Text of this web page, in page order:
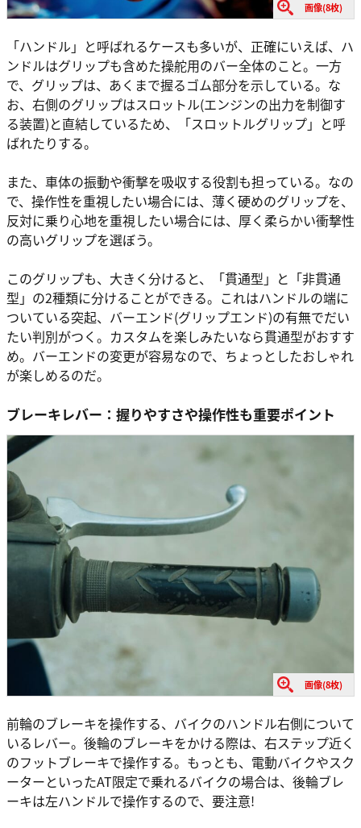
画像(8枚)
「ハンドル」と呼ばれるケースも多いが、正確にいえば、ハ
ンドルはグリップも含めた操舵用のバー全体のこと。一方
で、グリップは、あくまで握るゴム部分を示している。な
お、右側のグリップはスロットル(エンジンの出力を制御す
る装置)と直結しているため、「スロットルグリップ」と呼
ばれたりする。
また、車体の振動や衝撃を吸収する役割も担っている。なの
で、操作性を重視したい場合には、薄く硬めのグリップを、
反対に乗り心地を重視したい場合には、厚く柔らかい衝撃性
の高いグリップを選ぼう。
このグリップも、大きく分けると、「貫通型」と「非貫通
型」の2種類に分けることができる。これはハンドルの端に
ついている突起、バーエンド(グリップエンド)の有無でだい
たい判別がつく。カスタムを楽しみたいなら貫通型がおすす
め。バーエンドの変更が容易なので、ちょっとしたおしゃれ
が楽しめるのだ。
ブレーキレバー：握りやすさや操作性も重要ポイント
画像(8枚)
前輪のブレーキを操作する、バイクのハンドル右側について
いるレバー。後輪のブレーキをかける際は、右ステップ近く
のフットブレーキで操作する。もっとも、電動バイクやスク
ーターといったAT限定で乗れるバイクの場合は、後輪ブレ
ーキは左ハンドルで操作するので、要注意!